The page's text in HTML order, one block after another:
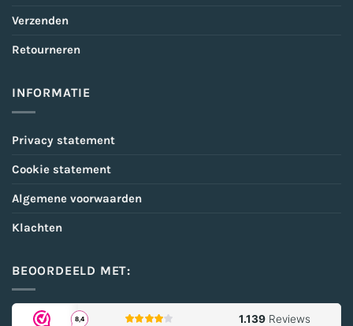
Verzenden
Retourneren
INFORMATIE
Privacy statement
Cookie statement
Algemene voorwaarden
Klachten
BEOORDEELD MET: